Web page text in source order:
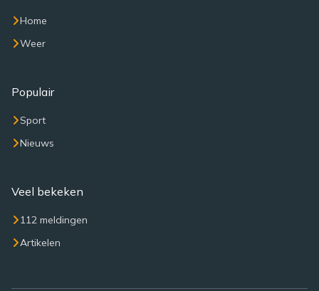
Home
Weer
Populair
Sport
Nieuws
Veel bekeken
112 meldingen
Artikelen